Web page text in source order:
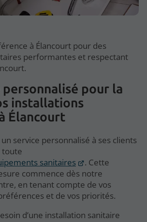
à Élancourt pour des
performantes et respectant
personnalisé pour la
installations
Élancourt
service personnalisé à ses clients
toute
sanitaires
. Cette
commence dès notre
en tenant compte de vos
et de vos priorités.
d’une installation sanitaire